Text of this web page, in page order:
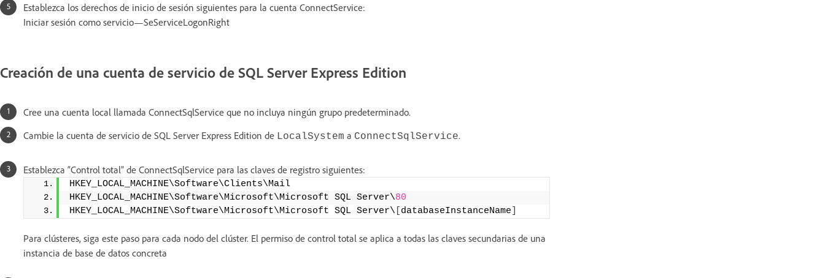
Establezca los derechos de inicio de sesión siguientes para la cuenta ConnectService:
Iniciar sesión como servicio—SeServiceLogonRight
Creación de una cuenta de servicio de SQL Server Express Edition
Cree una cuenta local llamada ConnectSqlService que no incluya ningún grupo predeterminado.
Cambie la cuenta de servicio de SQL Server Express Edition de LocalSystem a ConnectSqlService.
Establezca “Control total” de ConnectSqlService para las claves de registro siguientes:
HKEY_LOCAL_MACHINE\Software\Clients\Mail
HKEY_LOCAL_MACHINE\Software\Microsoft\Microsoft SQL Server\80
HKEY_LOCAL_MACHINE\Software\Microsoft\Microsoft SQL Server\
databaseInstanceName
Para clústeres, siga este paso para cada nodo del clúster. El permiso de control total se aplica a todas las claves secundarias de una
instancia de base de datos concreta